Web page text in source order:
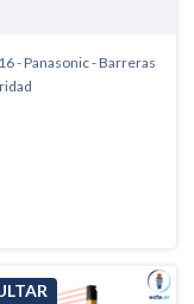
- Panasonic - Barreras